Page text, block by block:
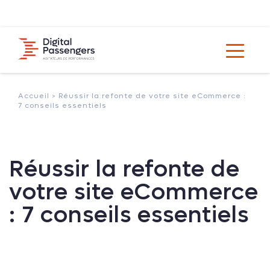
Accueil > Réussir la refonte de votre site eCommerce :
7 conseils essentiels
Réussir la refonte de
votre site eCommerce
: 7 conseils essentiels